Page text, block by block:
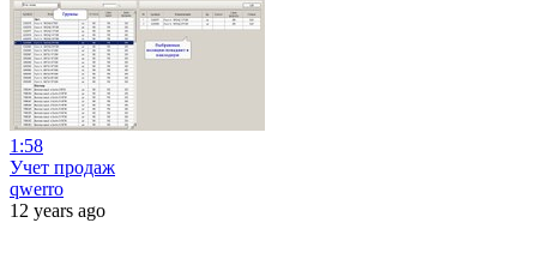
1:58
Учет продаж
qwerro
12 years ago